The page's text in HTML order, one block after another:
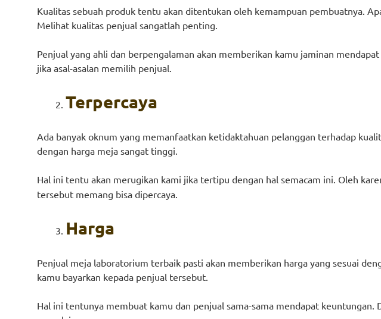
Kualitas sebuah produk tentu akan ditentukan oleh kemampuan pembuatnya.
Melihat kualitas penjual sangatlah penting.
Penjual yang ahli dan berpengalaman akan memberikan kamu jaminan
jika asal-asalan memilih penjual.
Terpercaya
Ada banyak oknum yang memanfaatkan ketidaktahuan pelanggan terhadap
dengan harga meja sangat tinggi.
Hal ini tentu akan merugikan kami jika tertipu dengan hal semacam ini. Oleh
tersebut memang bisa dipercaya.
Harga
Penjual meja laboratorium terbaik pasti akan memberikan harga yang sesuai
kamu bayarkan kepada penjual tersebut.
Hal ini tentunya membuat kamu dan penjual sama-sama mendapat